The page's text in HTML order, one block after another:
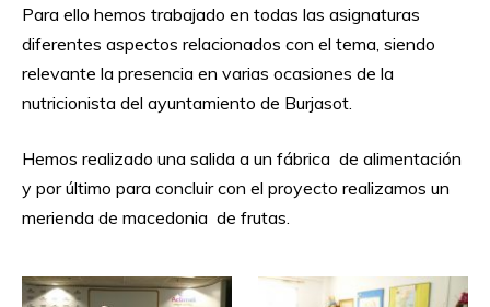
Para ello hemos trabajado en todas las asignaturas
diferentes aspectos relacionados con el tema, siendo
relevante la presencia en varias ocasiones de la
nutricionista del ayuntamiento de Burjasot.
Hemos realizado una salida a un fábrica de alimentación
y por último para concluir con el proyecto realizamos un
merienda de macedonia de frutas.